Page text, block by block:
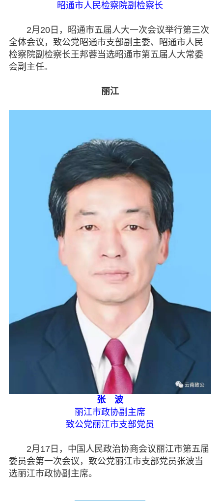
昭通市人民检察院副检察长
2月20日，昭通市五届人大一次会议举行第三次
全体会议，致公党昭通市支部副主委、昭通市人民
检察院副检察长王邦蓉当选昭通市第五届人大常委
会副主任。
丽江
张 波
丽江市政协副主席
致公党丽江市支部党员
2月17日，中国人民政治协商会议丽江市第五届
委员会第一次会议，致公党丽江市支部党员张波当
选丽江市政协副主席。